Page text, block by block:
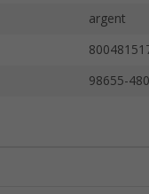
argent
98655-480